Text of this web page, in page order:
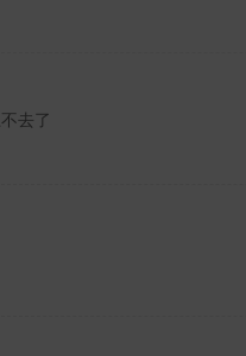
去了